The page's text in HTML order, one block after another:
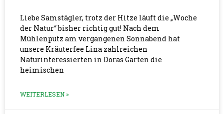
Liebe Samstägler, trotz der Hitze läuft die „Woche
der Natur“ bisher richtig gut! Nach dem
Mühlenputz am vergangenen Sonnabend hat
unsere Kräuterfee Lina zahlreichen
Naturinteressierten in Doras Garten die
heimischen
WEITERLESEN »